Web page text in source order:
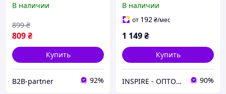
mAh White
В наличии
809₴
899 ₴
Купить
B2B-partner 92%
(X0020VJ17D)
В наличии
от 192₴/мес
1 149₴
Купить
INSPIRE - ОПТОВІ ПРОДАЖІ ТА БЕЗГОТІВКА ДЛЯ БІЗНЕСУ 90%